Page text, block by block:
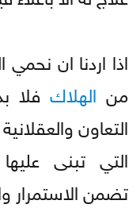
اذا اردنا ان
من الهلاك فلا
التعاون
التي تبنى
تضمن الاستمرار